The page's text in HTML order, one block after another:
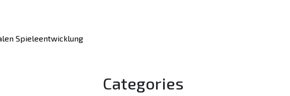
Spieleentwicklung
Categories